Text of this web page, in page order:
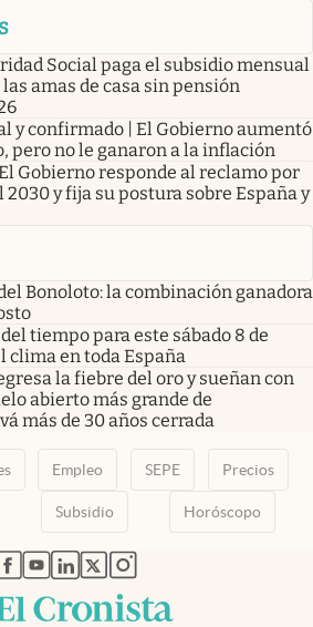
Social paga el subsidio mensual
amas de casa sin pensión
y confirmado | El Gobierno aumentó
pero no le ganaron a la inflación
Gobierno responde al reclamo por
y fija su postura sobre España y
Bonoloto: la combinación ganadora
tiempo para este sábado 8 de
clima en toda España
la fiebre del oro y sueñan con
abierto más grande de
más de 30 años cerrada
Empleo SEPE Precios
Subsidio Horóscopo
abre en nueva pestaña
abre en nueva pestaña
abre en nueva pestaña
abre en nueva pestaña
abre en nueva pestaña